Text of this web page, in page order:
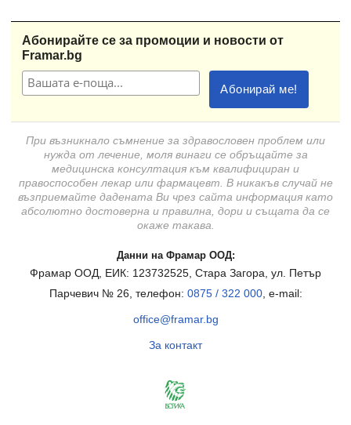
Абонирайте се за промоции и новости от
Framar.bg
При възникнало съмнение за здравословен проблем или
нужда от лечение, моля винаги се обръщайте за
медицинска консултация към квалифициран и
правоспособен лекар или фармацевт. В никакъв случай не
възприемайте дадената Ви чрез сайта информация като
абсолютно достоверна и правилна, дори и същата да се
окаже такава.
Данни на Фрамар ООД:
Фрамар ООД, ЕИК: 123732525, Стара Загора, ул. Петър
Парчевич № 26, телефон: 0875 / 322 000, e-mail:
office@framar.bg
За контакт